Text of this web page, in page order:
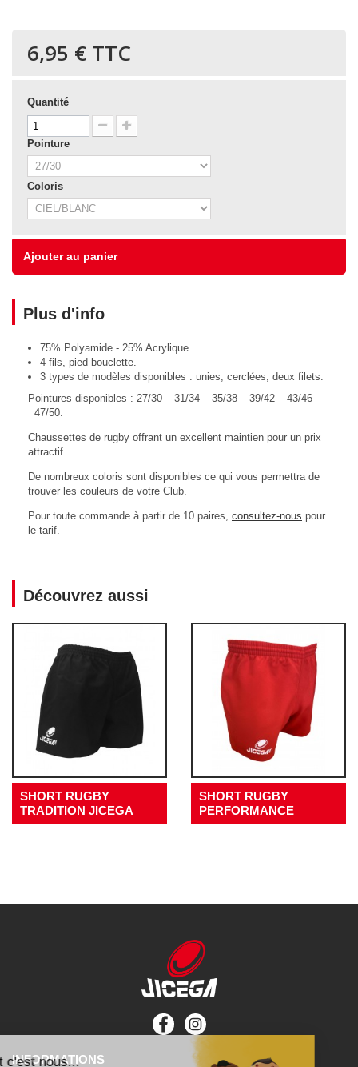
6,95 € TTC
Quantité
Pointure
Coloris
Ajouter au panier
Plus d'info
75% Polyamide - 25% Acrylique.
4 fils, pied bouclette.
3 types de modèles disponibles : unies, cerclées, deux filets.
Pointures disponibles : 27/30 – 31/34 – 35/38 – 39/42 – 43/46 –
47/50.
Chaussettes de rugby offrant un excellent maintien pour un prix
attractif.
De nombreux coloris sont disponibles ce qui vous permettra de
trouver les couleurs de votre Club.
Pour toute commande à partir de 10 paires, consultez-nous pour
le tarif.
Découvrez aussi
SHORT RUGBY
TRADITION JICEGA
SHORT RUGBY
PERFORMANCE
INFORMATIONS